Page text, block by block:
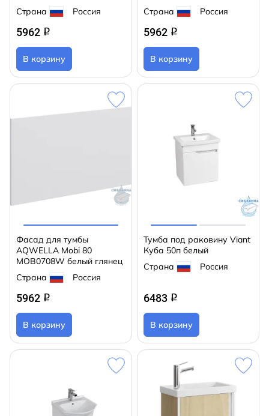
Страна
Россия
5962 q
В корзину
Страна
Россия
5962 q
В корзину
Фасад для тумбы
AQWELLA Mobi 80
MOB0708W белый глянец
Страна
Россия
5962 q
В корзину
Тумба под раковину Viant
Куба 50п белый
Страна
Россия
6483 q
В корзину